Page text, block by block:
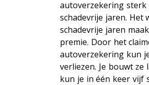
autoverzekering sterk
schadevrije jaren. Het
schadevrije jaren
premie. Door het
autoverzekering kun
verliezen. Je bouwt ze
kun je in één keer vijf